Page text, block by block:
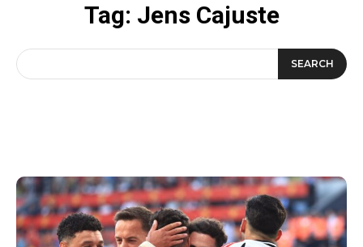
Tag: Jens Cajuste
SEARCH